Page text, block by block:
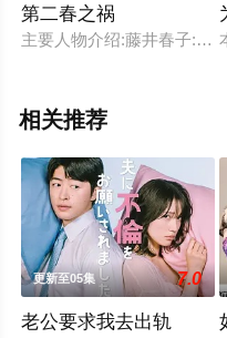
第二春之祸
主要人物介绍:藤井春子:田
相关推荐
更新至05集 7.0
老公要求我去出轨